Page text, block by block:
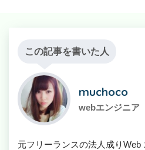
この記事を書いた人
muchoco
webエンジニア
元フリーランスの法人成りWeb